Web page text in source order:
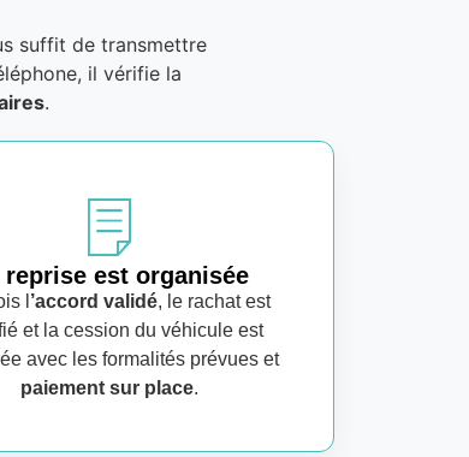
suffit de transmettre
il vérifie la
.
reprise est organisée
l ’accord validé, le rachat est
et la cession du véhicule est
avec les formalités prévues et
paiement sur place.